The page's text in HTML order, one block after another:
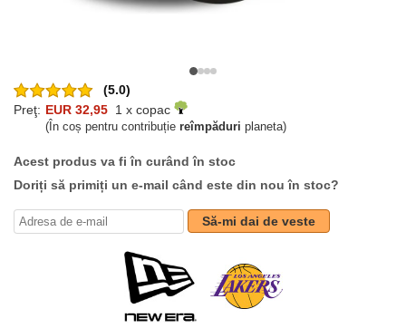
(5.0)
Preţ: EUR 32,95 1 x copac
(În coș pentru contribuție reîmpăduri planeta)
Acest produs va fi în curând în stoc
Doriți să primiți un e-mail când este din nou în stoc?
Să-mi dai de veste